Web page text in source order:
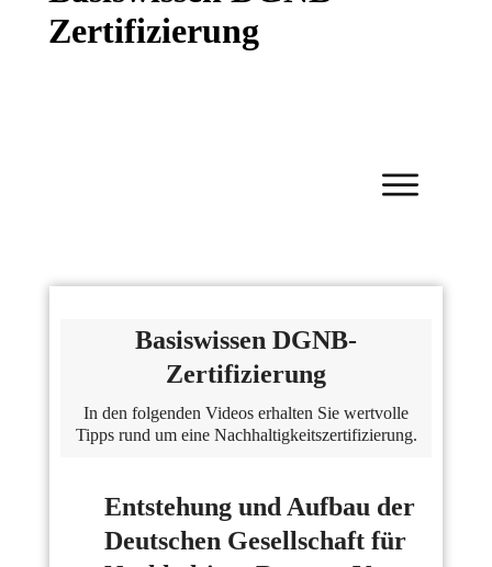
Zertifizierung
Basiswissen DGNB-
Zertifizierung
In den folgenden Videos erhalten Sie wertvolle
Tipps rund um eine Nachhaltigkeitszertifizierung.
Entstehung und Aufbau der
Deutschen Gesellschaft für